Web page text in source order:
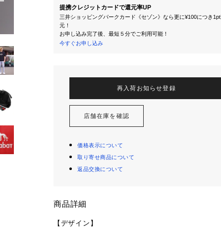
提携クレジットカードで還元率UP
三井ショッピングパークカード《セゾン》なら更に¥100につき1pt
元！
お申し込み完了後、最短５分でご利用可能！
今すぐお申し込み
再入荷お知らせ登録
店舗在庫を確認
価格表示について
取り寄せ商品について
返品交換について
商品詳細
【デザイン】